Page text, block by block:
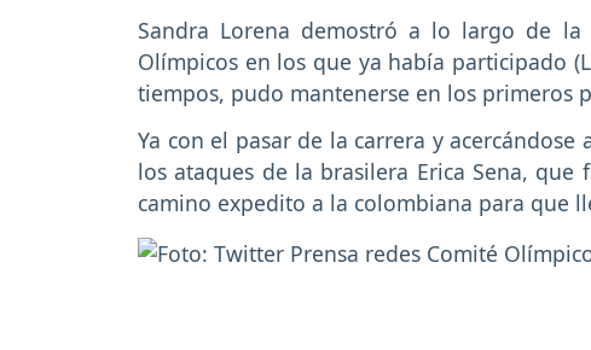
Sandra Lorena demostró a lo largo de
Olímpicos en los que ya había participado
tiempos, pudo mantenerse en los primeros
Ya con el pasar de la carrera y
los ataques de la brasilera Erica Sena,
camino expedito a la colombiana para que